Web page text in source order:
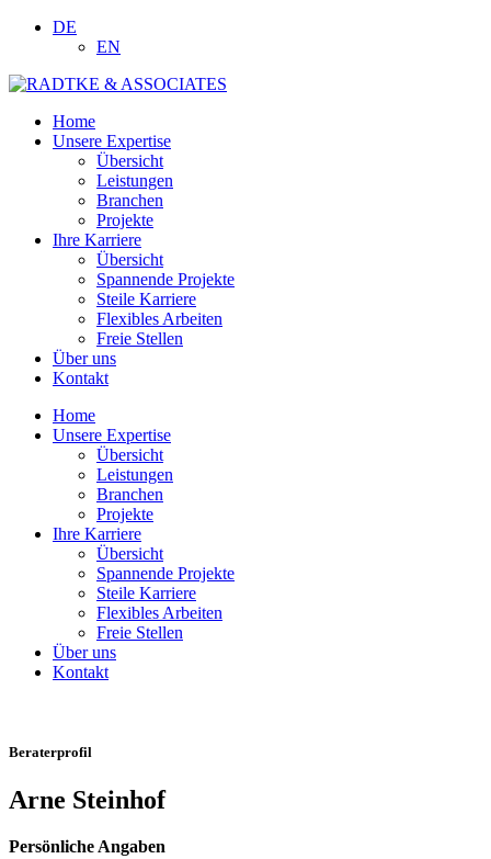
DE
EN
Home
Unsere Expertise
Übersicht
Leistungen
Branchen
Projekte
Ihre Karriere
Übersicht
Spannende Projekte
Steile Karriere
Flexibles Arbeiten
Freie Stellen
Über uns
Kontakt
Home
Unsere Expertise
Übersicht
Leistungen
Branchen
Projekte
Ihre Karriere
Übersicht
Spannende Projekte
Steile Karriere
Flexibles Arbeiten
Freie Stellen
Über uns
Kontakt
Beraterprofil
Arne Steinhof
Persönliche Angaben